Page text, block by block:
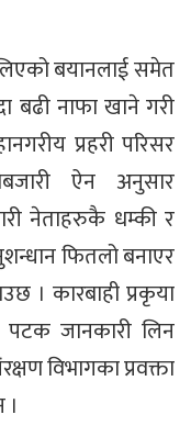
बयानलाई समेत
बढी नाफा खाने गरी
प्रहरी परिसर
ऐन अनुसार
नेताहरुकै धम्की र
फितलो बनाएर
। कारबाही प्रकृया
जानकारी लिन
विभागका प्रवक्ता